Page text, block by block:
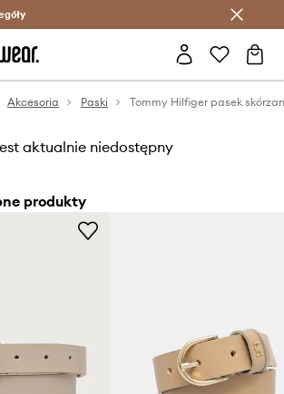
Oszczędzaj z Answear Club >
Akcesoria Paski Tommy Hilfiger pasek
aktualnie niedostępny
produkty